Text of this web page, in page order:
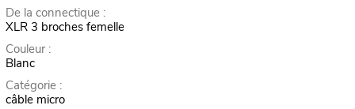
De la connectique :
XLR 3 broches femelle
Couleur :
Blanc
Catégorie :
câble micro